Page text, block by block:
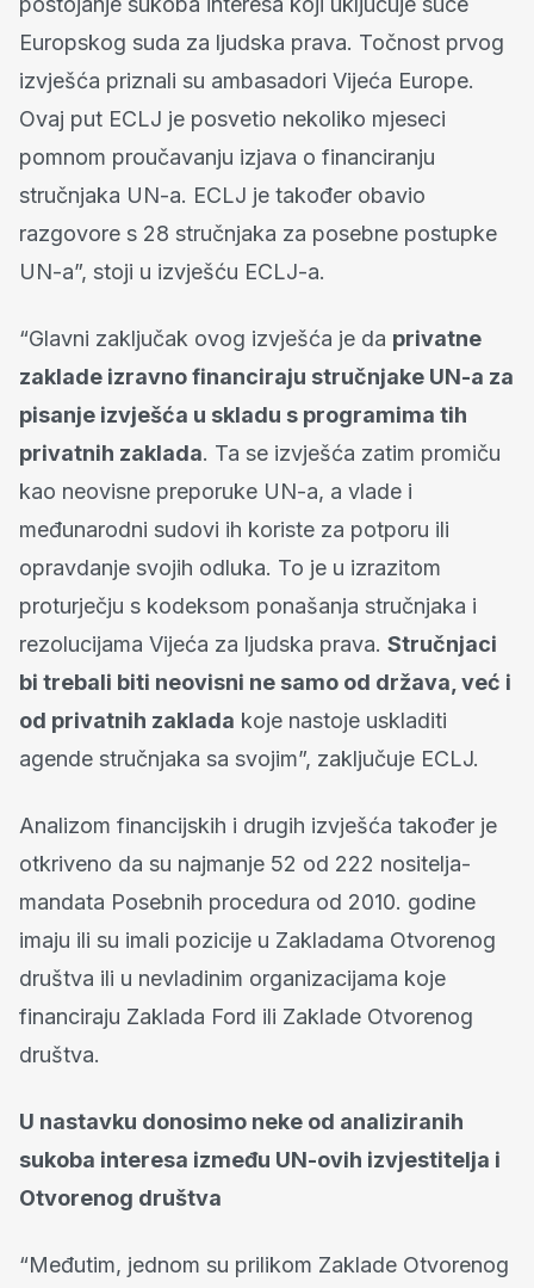
Europskog suda za ljudska prava. Točnost prvog
izvješća priznali su ambasadori Vijeća Europe.
Ovaj put ECLJ je posvetio nekoliko mjeseci
pomnom proučavanju izjava o financiranju
stručnjaka UN-a. ECLJ je također obavio
razgovore s 28 stručnjaka za posebne postupke
UN-a”, stoji u izvješću ECLJ-a.
“Glavni zaključak ovog izvješća je da privatne
zaklade izravno financiraju stručnjake UN-a za
pisanje izvješća u skladu s programima tih
privatnih zaklada. Ta se izvješća zatim promiču
kao neovisne preporuke UN-a, a vlade i
međunarodni sudovi ih koriste za potporu ili
opravdanje svojih odluka. To je u izrazitom
proturječju s kodeksom ponašanja stručnjaka i
rezolucijama Vijeća za ljudska prava. Stručnjaci
bi trebali biti neovisni ne samo od država, već i
od privatnih zaklada koje nastoje uskladiti
agende stručnjaka sa svojim”, zaključuje ECLJ.
Analizom financijskih i drugih izvješća također je
otkriveno da su najmanje 52 od 222 nositelja-
mandata Posebnih procedura od 2010. godine
imaju ili su imali pozicije u Zakladama Otvorenog
društva ili u nevladinim organizacijama koje
financiraju Zaklada Ford ili Zaklade Otvorenog
društva.
U nastavku donosimo neke od analiziranih
sukoba interesa između UN-ovih izvjestitelja i
Otvorenog društva
“Međutim, jednom su prilikom Zaklade Otvorenog